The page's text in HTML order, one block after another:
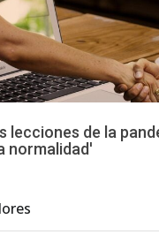
lecciones de la
normalidad'